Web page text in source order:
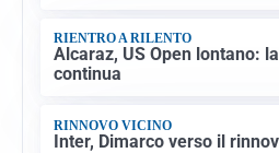
RIENTRO A RILENTO
Alcaraz, US Open lontano:
continua
RINNOVO VICINO
Inter, Dimarco verso il